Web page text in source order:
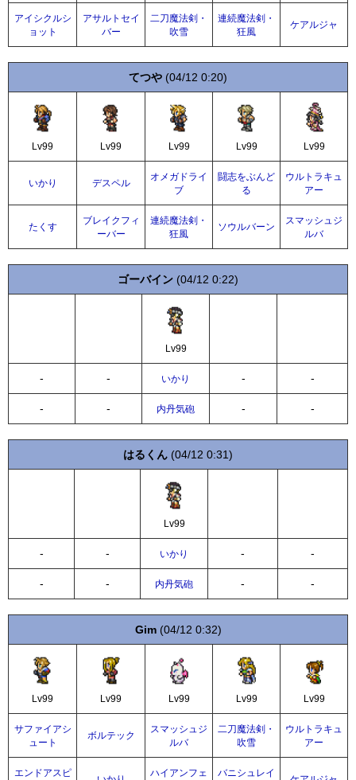
アイシクルシ
ョット
アサルトセイ
バー
二刀魔法剣・
吹雪
連続魔法剣・
狂風
ケアルジャ
てつや (04/12 0:20)
Lv99 Lv99 Lv99 Lv99 Lv99
いかり デスペル
オメガドライ
ブ
闘志をぶんど
る
ウルトラキュ
アー
たくす
ブレイクフィ
ーバー
連続魔法剣・
狂風
ソウルバーン
スマッシュジ
ルバ
ゴーバイン (04/12 0:22)
Lv99
- - いかり - -
- - 内丹気砲 - -
はるくん (04/12 0:31)
Lv99
- - いかり - -
- - 内丹気砲 - -
Gim(04/12 0:32)
Lv99 Lv99 Lv99 Lv99 Lv99
サファイアシ
ュート
ボルテック
スマッシュジ
ルバ
二刀魔法剣・
吹雪
ウルトラキュ
アー
エンドアスピ ハイアンフェ バニシュレイ